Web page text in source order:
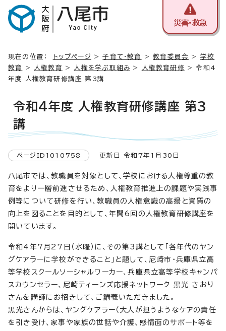
災害・救急
現在の位置： トップページ >子育て・教育 >教育委員会 > 学校
教育
> 人権教育 > 人権を学ぶ取組み > 人権教育研修 > 令和4
年度 人権教育研修講座 第3講
令和4年度 人権教育研修講座 第3
講
ページID1010758 更新日 令和7年1月30日
八尾市では、教職員を対象として、学校における人権尊重の教
育をより一層前進させるため、人権教育推進上の課題や実践事
例等について研修を行い、教職員の人権意識の高揚と資質の
向上を図ることを目的として、年間6回の人権教育研修講座を
開いています。
令和4年7月27日（水曜）に、その第3講として「各年代のヤン
グケアラーに学校ができること」と題して、尼崎市・兵庫県立高
等学校スクールソーシャルワーカー、兵庫県立高等学校キャンパ
スカウンセラー、尼崎ティーンズ応援ネットワーク 黒光 さおり
さんを講師にお招きして、ご講義いただきました。
黒光さんからは、ヤングケアラー（大人が担うようなケアの責任
を引き受け、家事や家族の世話や介護、感情面のサポート等を